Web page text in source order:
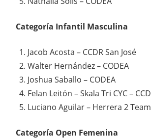
Categoría Infantil Masculina
Jacob Acosta – CCDR San José
Walter Hernández – CODEA
Joshua Saballo – CODEA
Felan Leitón – Skala Tri CYC –
Luciano Aguilar – Herrera 2 Team
Categoría Open Femenina